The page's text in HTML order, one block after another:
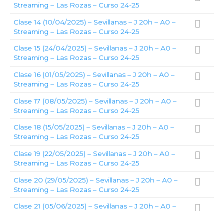
Streaming – Las Rozas – Curso 24-25
Clase 14 (10/04/2025) – Sevillanas – J 20h – A0 –
Streaming – Las Rozas – Curso 24-25
Clase 15 (24/04/2025) – Sevillanas – J 20h – A0 –
Streaming – Las Rozas – Curso 24-25
Clase 16 (01/05/2025) – Sevillanas – J 20h – A0 –
Streaming – Las Rozas – Curso 24-25
Clase 17 (08/05/2025) – Sevillanas – J 20h – A0 –
Streaming – Las Rozas – Curso 24-25
Clase 18 (15/05/2025) – Sevillanas – J 20h – A0 –
Streaming – Las Rozas – Curso 24-25
Clase 19 (22/05/2025) – Sevillanas – J 20h – A0 –
Streaming – Las Rozas – Curso 24-25
Clase 20 (29/05/2025) – Sevillanas – J 20h – A0 –
Streaming – Las Rozas – Curso 24-25
Clase 21 (05/06/2025) – Sevillanas – J 20h – A0 –